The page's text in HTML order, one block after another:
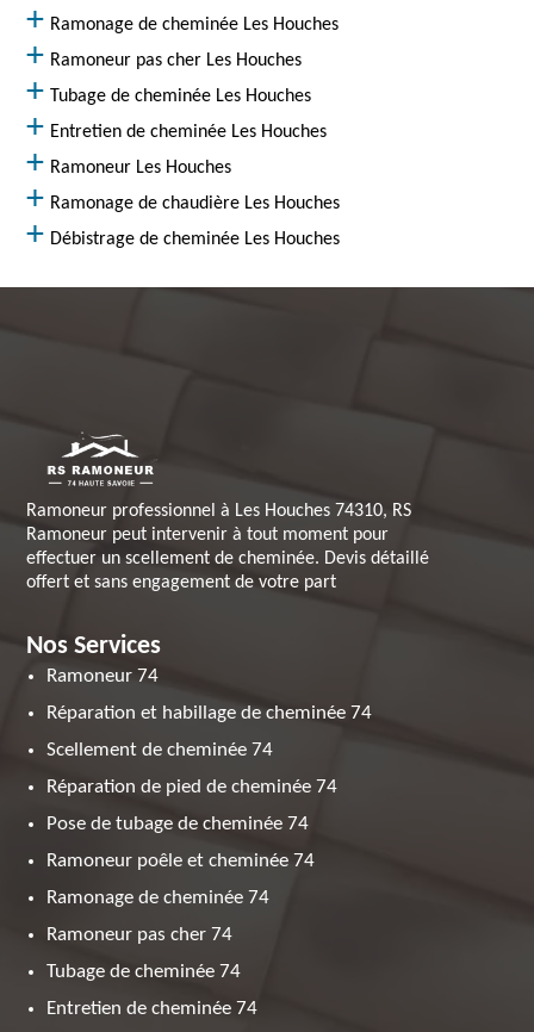
Ramonage de cheminée Les Houches
Ramoneur pas cher Les Houches
Tubage de cheminée Les Houches
Entretien de cheminée Les Houches
Ramoneur Les Houches
Ramonage de chaudière Les Houches
Débistrage de cheminée Les Houches
Ramoneur professionnel à Les Houches 74310, RS
Ramoneur peut intervenir à tout moment pour
effectuer un scellement de cheminée. Devis détaillé
offert et sans engagement de votre part
Nos Services
Ramoneur 74
Réparation et habillage de cheminée 74
Scellement de cheminée 74
Réparation de pied de cheminée 74
Pose de tubage de cheminée 74
Ramoneur poêle et cheminée 74
Ramonage de cheminée 74
Ramoneur pas cher 74
Tubage de cheminée 74
Entretien de cheminée 74